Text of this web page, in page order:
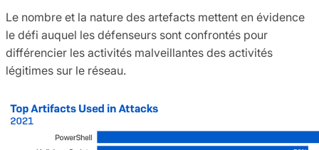
Le nombre et la nature des artefacts mettent en évidence
le défi auquel les défenseurs sont confrontés pour
différencier les activités malveillantes des activités
légitimes sur le réseau.